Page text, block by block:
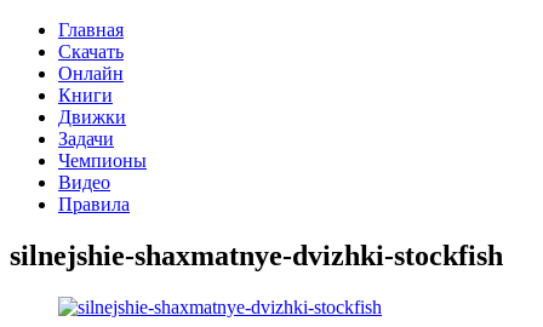
Главная
Скачать
Онлайн
Книги
Движки
Задачи
Чемпионы
Видео
Правила
silnejshie-shaxmatnye-dvizhki-stockfish